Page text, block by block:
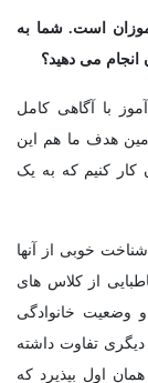
است. شما به
انجام می دهید؟
با آگاهی کامل
هدف ما هم این
کنیم که به یک
خوبی از آنها
از کلاس های
وضعیت خانوادگی
تفاوت داشته
اول بپذیرد که